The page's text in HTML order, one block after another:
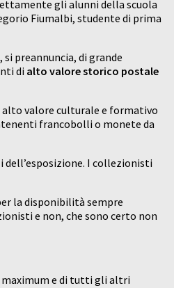
gli alunni della scuola
Fiumalbi, studente di prima
, si preannuncia, di grande
di alto valore storico postale
alto valore culturale e formativo
francobolli o monete da
I collezionisti
la disponibilità sempre
e non, che sono certo non
maximum e di tutti gli altri